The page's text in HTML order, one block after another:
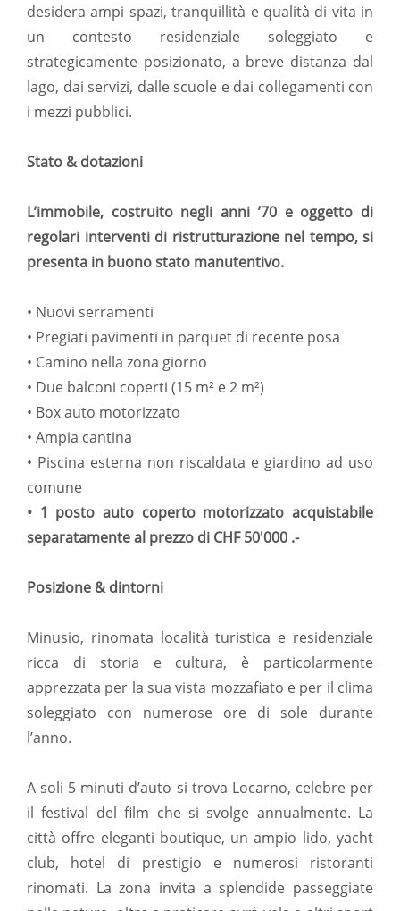
desidera ampi spazi, tranquillità e qualità di vita in
un contesto residenziale soleggiato e
strategicamente posizionato, a breve distanza dal
lago, dai servizi, dalle scuole e dai collegamenti con
i mezzi pubblici.
Stato & dotazioni
L’immobile, costruito negli anni ’70 e oggetto di
regolari interventi di ristrutturazione nel tempo, si
presenta in buono stato manutentivo.
• Nuovi serramenti
• Pregiati pavimenti in parquet di recente posa
• Camino nella zona giorno
• Due balconi coperti (15 m² e 2 m²)
• Box auto motorizzato
• Ampia cantina
• Piscina esterna non riscaldata e giardino ad uso
comune
• 1 posto auto coperto motorizzato acquistabile
separatamente al prezzo di CHF 50'000 .-
Posizione & dintorni
Minusio, rinomata località turistica e residenziale
ricca di storia e cultura, è particolarmente
apprezzata per la sua vista mozzafiato e per il clima
soleggiato con numerose ore di sole durante
l’anno.
A soli 5 minuti d’auto si trova Locarno, celebre per
il festival del film che si svolge annualmente. La
città offre eleganti boutique, un ampio lido, yacht
club, hotel di prestigio e numerosi ristoranti
rinomati. La zona invita a splendide passeggiate